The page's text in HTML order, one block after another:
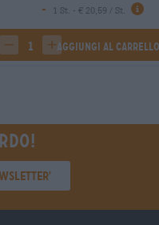
-
1 St. - € 20,59 / St.
decrease quantity
increase quantity
Aggiungi al carrello